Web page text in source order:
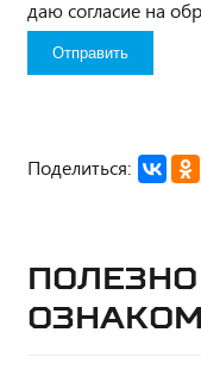
даю согласие на
Поделиться:
Полезно